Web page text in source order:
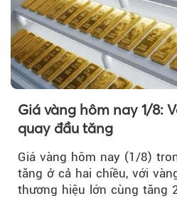
Giá vàng hôm nay 1/8:
quay đầu tăng
Giá vàng hôm nay (1/8)
tăng ở cả hai chiều, với
thương hiệu lớn cùng tăng